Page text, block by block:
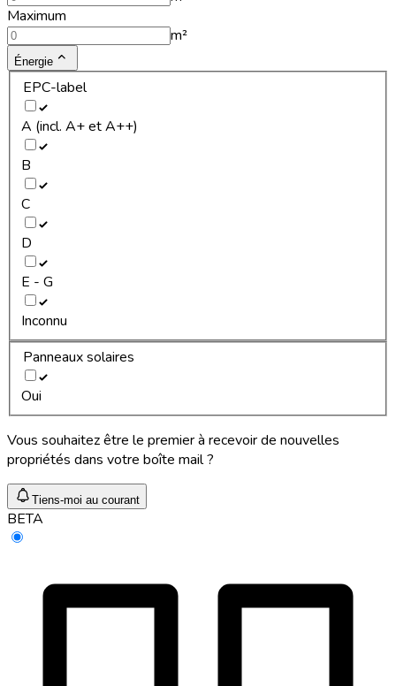
Maximum
m²
Énergie
EPC-label
A (incl. A+ et A++)
B
C
D
E - G
Inconnu
Panneaux solaires
Oui
Vous souhaitez être le premier à recevoir de nouvelles
propriétés dans votre boîte mail ?
Tiens-moi au courant
BETA